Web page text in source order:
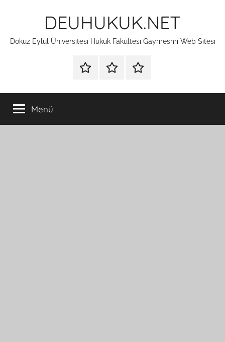
DEUHUKUK.NET
Dokuz Eylül Üniversitesi Hukuk Fakültesi Gayriresmi Web Sitesi
HakkımdaGüvenlik
Gizlilik
İletişim
Menü